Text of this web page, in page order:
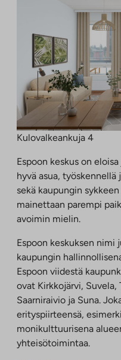
Kulovalkeankuja 4
Espoon keskus on
hyvä asua, työskennellä
sekä kaupungin
mainettaan parempi
avoimin mielin.
Espoon keskuksen nimi
kaupungin
Espoon viidestä
ovat Kirkkojärvi, Suvela,
Saarniraivio ja Suna.
erityspiirteensä,
monikulttuurisena
yhteisötoimintaa.